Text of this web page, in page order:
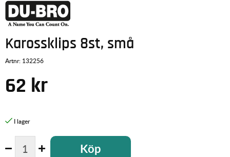
Karossklips 8st, små
Artnr: 132256
62 kr
Köp